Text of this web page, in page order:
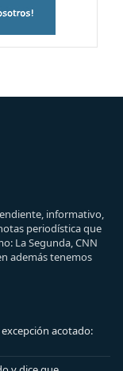
informativo,
periodística que
La Segunda, CNN
además tenemos
acotado: